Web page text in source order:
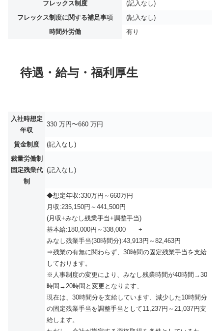
フレックス制度
(記入なし)
フレックス制度に関する補足事項
(記入なし)
時間外労働
有り
待遇・給与・福利厚生
入社時想定
年収
330 万円〜660 万円
賃金制度
(記入なし)
裁量労働制
固定残業代
制
(記入なし)
◆想定年収:330万円～660万円
月収:235,150円～441,500円
(月収+みなし残業手当+調整手当)
基本給:180,000円～338,000 +
みなし残業手当(30時間分):43,913円～82,463円
⇒残業の有無に関わらず、30時間の固定残業手当を支給
しております。
※人事制度の変更により、みなし残業時間が40時間→30
時間→20時間と変更となります、
現在は、30時間分を支給しています、減少した10時間分
の固定残業手当を調整手当として11,237円～21,037円支
給します。